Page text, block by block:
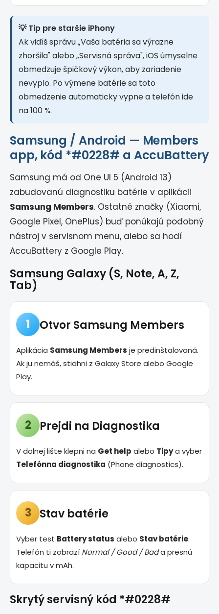
💡 Tip pre staršie iPhony
Ak vidíš správu „Vaša batéria sa výrazne
zhoršila" alebo „Servisná správa", iOS úmyselne
obmedzuje špičkový výkon, aby zariadenie
nevyplo. Po výmene batérie sa toto
obmedzenie automaticky vypne a telefón ide
na 100 %.
Samsung / Android — Members
app, kód *#0228# a AccuBattery
Samsung má od One UI 5 (Android 13)
zabudovanú diagnostiku batérie v aplikácii
Samsung Members. Ostatné značky (Xiaomi,
Google Pixel, OnePlus) buď ponúkajú podobný
nástroj v servisnom menu, alebo sa hodí
AccuBattery z Google Play.
Samsung Galaxy (S, Note, A, Z,
Tab)
1 Otvor Samsung Members
Aplikácia Samsung Members je predinštalovaná.
Ak ju nemáš, stiahni z Galaxy Store alebo Google
Play.
2 Prejdi na Diagnostika
V dolnej lište klepni na Get help alebo Tipya vyber
Telefónna diagnostika (Phone diagnostics).
3 Stav batérie
Vyber test Battery status alebo Stav batérie.
Telefón ti zobrazí Normal / Good / Bada presnú
kapacitu v mAh.
Skrytý servisný kód *#0228#